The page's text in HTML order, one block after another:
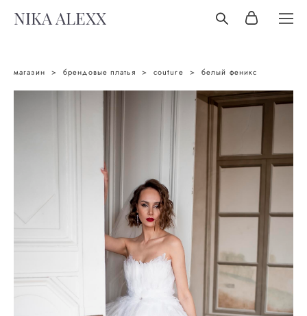
NIKA ALEXX
магазин > брендовые платья > couture > белый феникс